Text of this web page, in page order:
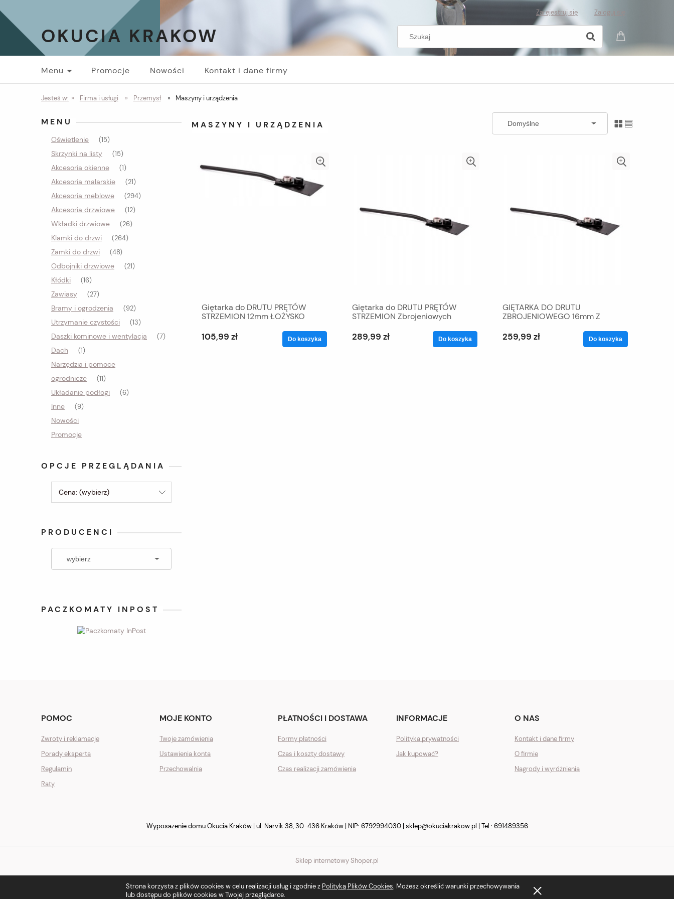
Strona korzysta z plików cookies w celu realizacji usług i zgodnie z Polityką Plików Cookies. Możesz określić warunki przechowywania
lub dostępu do plików cookies w Twojej przeglądarce.
Zarejestruj się Zaloguj się
OKUCIA KRAKOW
Menu Promocje Nowości Kontakt i dane firmy
Jesteś w: » Firma i usługi » Przemysł » Maszyny i urządzenia
MENU
Oświetlenie (15)
Skrzynki na listy (15)
Akcesoria okienne (1)
Akcesoria malarskie (21)
Akcesoria meblowe (294)
Akcesoria drzwiowe (12)
Wkładki drzwiowe (26)
Klamki do drzwi (264)
Zamki do drzwi (48)
Odbojniki drzwiowe (21)
Kłódki (16)
Zawiasy (27)
Bramy i ogrodzenia (92)
Utrzymanie czystości (13)
Daszki kominowe i wentylacja (7)
Dach (1)
Narzędzia i pomoce
ogrodnicze
(11)
Układanie podłogi (6)
Inne (9)
Nowości
Promocje
OPCJE PRZEGLĄDANIA
Cena: (wybierz)
PRODUCENCI
PACZKOMATY INPOST
MASZYNY I URZĄDZENIA
Giętarka do DRUTU PRĘTÓW
STRZEMION 12mm ŁOŻYSKO
105,99 zł Do koszyka
Giętarka do DRUTU PRĘTÓW
STRZEMION Zbrojeniowych
289,99 zł Do koszyka
GIĘTARKA DO DRUTU
ZBROJENIOWEGO 16mm Z
259,99 zł Do koszyka
POMOC
Zwroty i reklamacje
Porady eksperta
Regulamin
Raty
MOJE KONTO
Twoje zamówienia
Ustawienia konta
Przechowalnia
PŁATNOŚCI I DOSTAWA
Formy płatności
Czas i koszty dostawy
Czas realizacji zamówienia
INFORMACJE
Polityka prywatności
Jak kupować?
O NAS
Kontakt i dane firmy
O firmie
Nagrody i wyróżnienia
Wyposażenie domu Okucia Kraków | ul. Narvik 38, 30-436 Kraków | NIP: 6792994030 | sklep@okuciakrakow.pl | Tel.: 691489356
Sklep internetowy Shoper.pl